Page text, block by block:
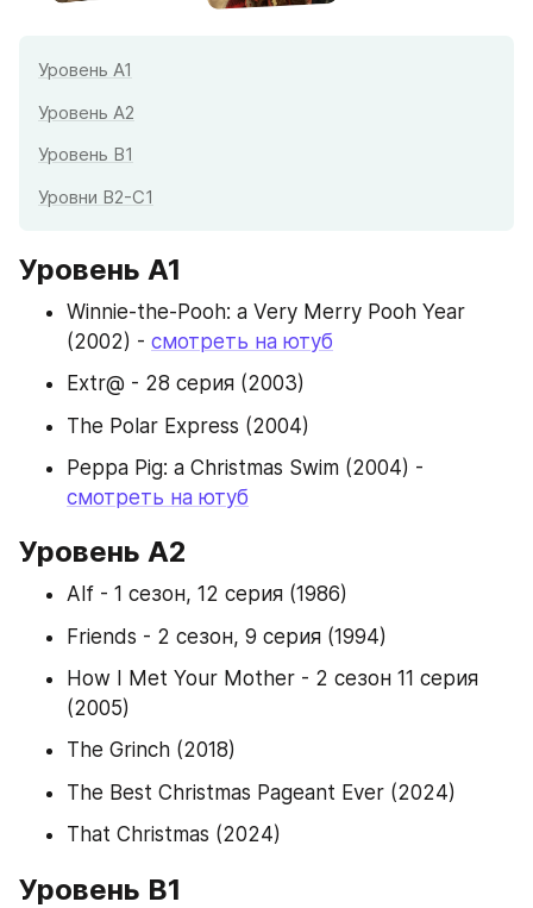
Уровень А1
Уровень А2
Уровень B1
Уровни B2-C1
Уровень А1
Winnie-the-Pooh: a Very Merry Pooh Year
(2002) - смотреть на ютуб
Extr@ - 28 серия (2003)
The Polar Express (2004)
смотреть на ютуб
Уровень А2
Alf - 1 сезон, 12 серия (1986)
Friends - 2 сезон, 9 серия (1994)
How I Met Your Mother - 2 сезон 11 серия
(2005)
The Grinch (2018)
The Best Christmas Pageant Ever (2024)
That Christmas (2024)
Уровень B1